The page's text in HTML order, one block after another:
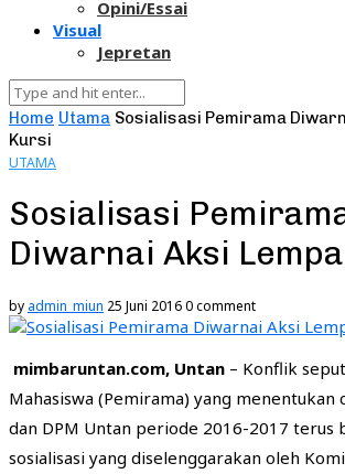
Opini/Essai
Visual
Jepretan
Home Utama Sosialisasi Pemirama
Kursi
UTAMA
Sosialisasi
Diwarnai Aksi
by admin_miun 25 Juni 20160 comment
mimbaruntan.com, Untan – Konflik
Mahasiswa (Pemirama) yang menentukan
dan DPM Untan periode 2016-2017 terus
sosialisasi yang diselenggarakan oleh